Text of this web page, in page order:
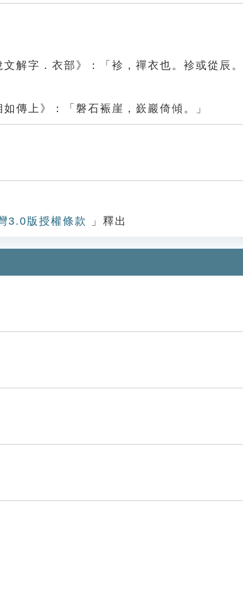
解字．衣部》：「袗，禪衣也。袗或從辰
傳上》：「磐石裖崖，嶔巖倚傾。」
3.0版授權條款 」釋出